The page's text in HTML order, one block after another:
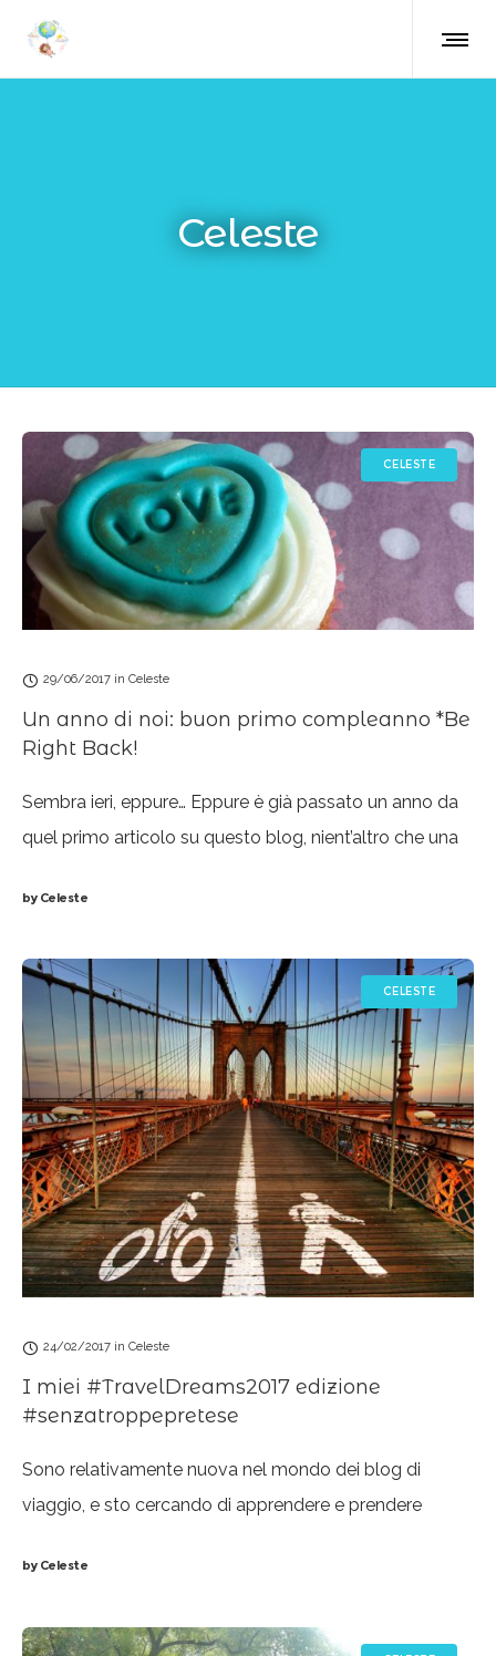
Celeste
CELESTE
29/06/2017 in Celeste
Un anno di noi: buon primo compleanno *Be
Right Back!
Sembra ieri, eppure… Eppure è già passato un anno da
quel primo articolo su questo blog, nient’altro che una
personale ed il perché sentissi il
byCeleste
CELESTE
24/02/2017 in Celeste
I miei #TravelDreams2017 edizione
#senzatroppepretese
Sono relativamente nuova nel mondo dei blog di
viaggio, e sto cercando di apprendere e prendere
incappata negli hashtags,
byCeleste